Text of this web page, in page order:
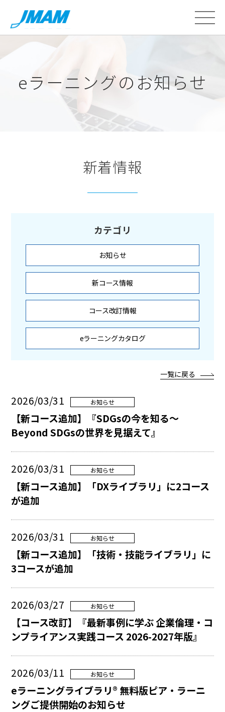
eラーニングのお知らせ
新着情報
カテゴリ
お知らせ
新コース情報
コース改訂情報
eラーニングカタログ
一覧に戻る
2026/03/31 お知らせ
【新コース追加】『SDGsの今を知る～
Beyond SDGsの世界を見据えて』
2026/03/31 お知らせ
【新コース追加】「DXライブラリ」に2コース
が追加
2026/03/31 お知らせ
【新コース追加】「技術・技能ライブラリ」に
3コースが追加
2026/03/27 お知らせ
【コース改訂】『最新事例に学ぶ 企業倫理・コ
ンプライアンス実践コース 2026-2027年版』
2026/03/11 お知らせ
eラーニングライブラリ® 無料版ピア・ラーニ
ングご提供開始のお知らせ